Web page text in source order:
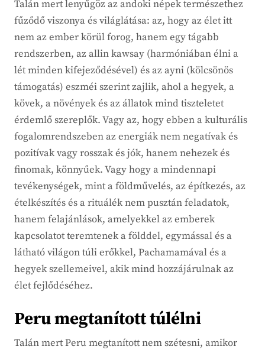
Talán mert lenyűgöz az andoki népek természethez
fűződő viszonya és világlátása: az, hogy az élet itt
nem az ember körül forog, hanem egy tágabb
rendszerben, az allin kawsay (harmóniában élni a
lét minden kifejeződésével) és az ayni (kölcsönös
támogatás) eszméi szerint zajlik, ahol a hegyek, a
kövek, a növények és az állatok mind tiszteletet
érdemlő szereplők. Vagy az, hogy ebben a kulturális
fogalomrendszeben az energiák nem negatívak és
pozitívak vagy rosszak és jók, hanem nehezek és
finomak, könnyűek. Vagy hogy a mindennapi
tevékenységek, mint a földművelés, az építkezés, az
ételkészítés és a rituálék nem pusztán feladatok,
hanem felajánlások, amelyekkel az emberek
kapcsolatot teremtenek a földdel, egymással és a
látható világon túli erőkkel, Pachamamával és a
hegyek szellemeivel, akik mind hozzájárulnak az
élet fejlődéséhez.
Peru megtanított túlélni
Talán mert Peru megtanított nem szétesni, amikor